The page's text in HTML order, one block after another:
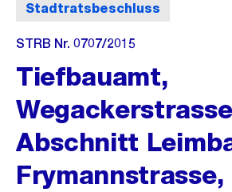
Stadtratsbeschluss
STRB Nr. 0707/2015
Tiefbauamt,
Abschnitt
Frymannstrasse,